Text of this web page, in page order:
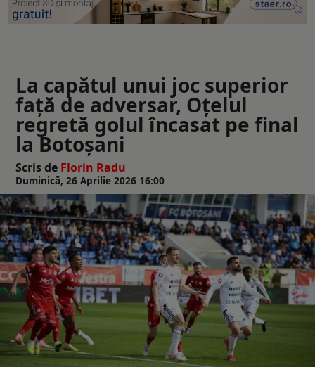
La capătul unui joc superior
față de adversar, Oțelul
regretă golul încasat pe final
la Botoșani
Scris de Florin Radu
Duminică, 26 Aprilie 2026 16:00